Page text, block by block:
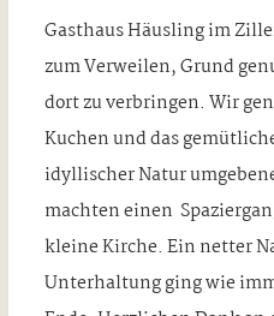
Gasthaus Häusling im
zum Verweilen, Grund
dort zu verbringen. Wir
Kuchen und das
idyllischer Natur
machten einen
kleine Kirche. Ein netter
Unterhaltung ging wie